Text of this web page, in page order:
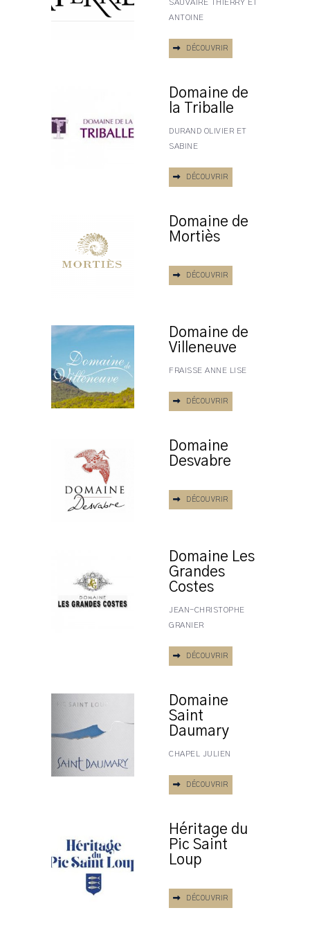
SAUVAIRE THIERRY ET
ANTOINE
DÉCOUVRIR
Domaine de
la Triballe
DURAND OLIVIER ET
SABINE
DÉCOUVRIR
Domaine de
Mortiès
DÉCOUVRIR
Domaine de
Villeneuve
FRAISSE ANNE LISE
DÉCOUVRIR
Domaine
Desvabre
DÉCOUVRIR
Domaine Les
Grandes
Costes
JEAN-CHRISTOPHE
GRANIER
DÉCOUVRIR
Domaine
Saint
Daumary
CHAPEL JULIEN
DÉCOUVRIR
Héritage du
Pic Saint
Loup
DÉCOUVRIR